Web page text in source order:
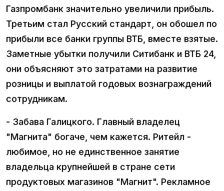
Газпромбанк значительно увеличили прибыль.
Третьим стал Русский стандарт, он обошел по
прибыли все банки группы ВТБ, вместе взятые.
Заметные убытки получили Ситибанк и ВТБ 24,
они объясняют это затратами на развитие
розницы и выплатой годовых вознаграждений
сотрудникам.
- Забава Галицкого. Главный владелец
"Магнита" богаче, чем кажется. Ритейл -
любимое, но не единственное занятие
владельца крупнейшей в стране сети
продуктовых магазинов "Магнит". Рекламное